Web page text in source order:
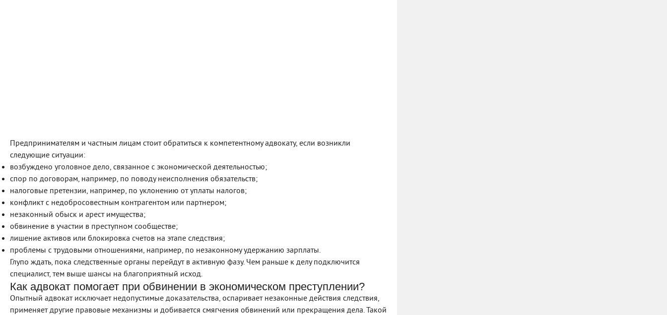
Предпринимателям и частным лицам стоит обратиться к компетентному адвокату, если возникли
следующие ситуации:
возбуждено уголовное дело, связанное с экономической деятельностью;
спор по договорам, например, по поводу неисполнения обязательств;
налоговые претензии, например, по уклонению от уплаты налогов;
конфликт с недобросовестным контрагентом или партнером;
незаконный обыск и арест имущества;
обвинение в участии в преступном сообществе;
лишение активов или блокировка счетов на этапе следствия;
проблемы с трудовыми отношениями, например, по незаконному удержанию зарплаты.
Глупо ждать, пока следственные органы перейдут в активную фазу. Чем раньше к делу подключится
специалист, тем выше шансы на благоприятный исход.
Как адвокат помогает при обвинении в экономическом преступлении?
Опытный адвокат исключает недопустимые доказательства, оспаривает незаконные действия следствия,
применяет другие правовые механизмы и добивается смягчения обвинений или прекращения дела. Такой